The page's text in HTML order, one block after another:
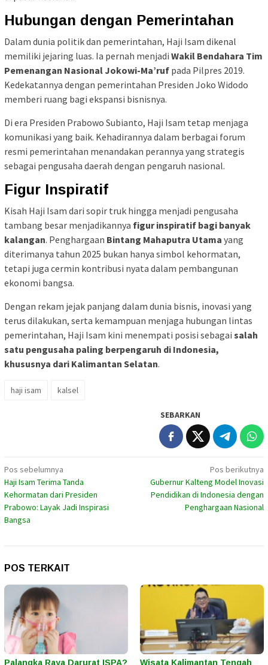
Hubungan dengan Pemerintahan
Dalam dunia politik dan pemerintahan, Haji Isam dikenal
memiliki jejaring luas. Ia pernah menjadi Wakil Bendahara Tim
Pemenangan Nasional Jokowi-Ma’ruf pada Pilpres 2019.
Kedekatannya dengan pemerintahan Presiden Joko Widodo
memberi ruang bagi ekspansi bisnisnya.
Di era Presiden Prabowo Subianto, Haji Isam tetap menjaga
komunikasi yang baik. Kehadirannya dalam berbagai forum
resmi pemerintahan menandakan perannya yang strategis
sebagai pengusaha daerah dengan pengaruh nasional.
Figur Inspiratif
Kisah Haji Isam dari sopir truk hingga menjadi pengusaha
tambang besar menjadikannya figur inspiratif bagi banyak
kalangan. Penghargaan Bintang Mahaputra Utama yang
diterimanya tahun 2025 bukan hanya simbol kehormatan,
tetapi juga cermin kontribusi nyata dalam pembangunan
ekonomi bangsa.
Dengan rekam jejak panjang dalam dunia bisnis, inovasi yang
terus dilakukan, serta kemampuan menjaga hubungan lintas
pemerintahan, Haji Isam kini menempati posisi sebagai salah
satu pengusaha paling berpengaruh di Indonesia,
khususnya dari Kalimantan Selatan.
haji isam kalsel
SEBARKAN
Navigasi
pos
Pos sebelumnya
Haji Isam Terima Tanda
Kehormatan dari Presiden
Prabowo: Layak Jadi Inspirasi
Bangsa
Pos berikutnya
Gubernur Kalteng Model Inovasi
Pendidikan di Indonesia dengan
Penghargaan Nasional
POS TERKAIT
Palangka Raya Darurat ISPA? Wisata Kalimantan Tengah